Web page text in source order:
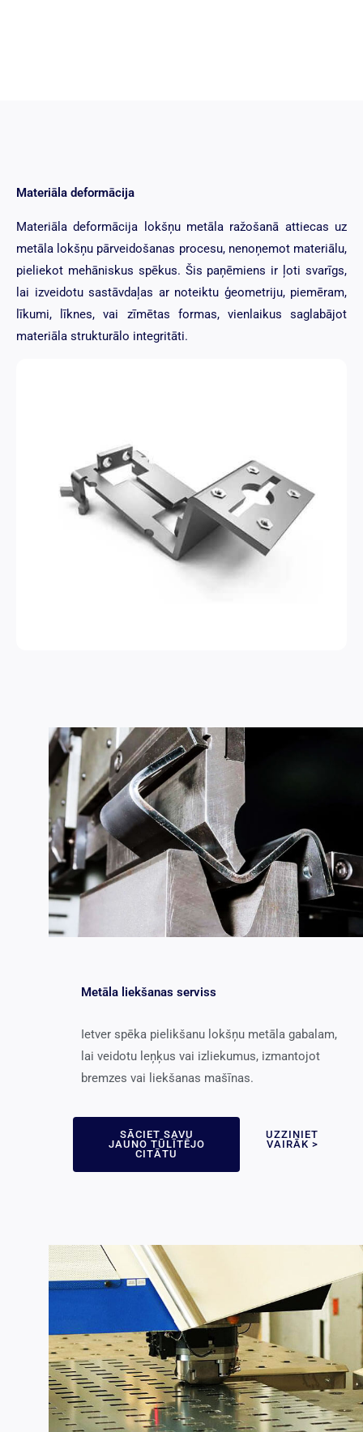
Materiāla deformācija
Materiāla deformācija lokšņu metāla ražošanā attiecas uz
metāla lokšņu pārveidošanas procesu, nenoņemot materiālu,
pieliekot mehāniskus spēkus. Šis paņēmiens ir ļoti svarīgs,
lai izveidotu sastāvdaļas ar noteiktu ģeometriju, piemēram,
līkumi, līknes, vai zīmētas formas, vienlaikus saglabājot
materiāla strukturālo integritāti.
Metāla liekšanas serviss
Ietver spēka pielikšanu lokšņu metāla gabalam,
lai veidotu leņķus vai izliekumus, izmantojot
bremzes vai liekšanas mašīnas.
SĀCIET SAVU
JAUNO TŪLĪTĒJO
CITĀTU
UZZINIET
VAIRĀK >